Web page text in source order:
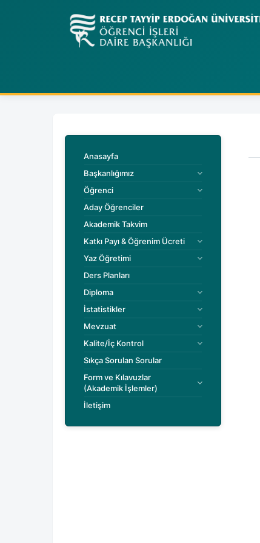
Anasayfa
Başkanlığımız
Öğrenci
Aday Öğrenciler
Akademik Takvim
Katkı Payı & Öğrenim Ücreti
Yaz Öğretimi
Ders Planları
Diploma
İstatistikler
Mevzuat
Kalite/İç Kontrol
Sıkça Sorulan Sorular
Form ve Kılavuzlar
(Akademik İşlemler)
İletişim